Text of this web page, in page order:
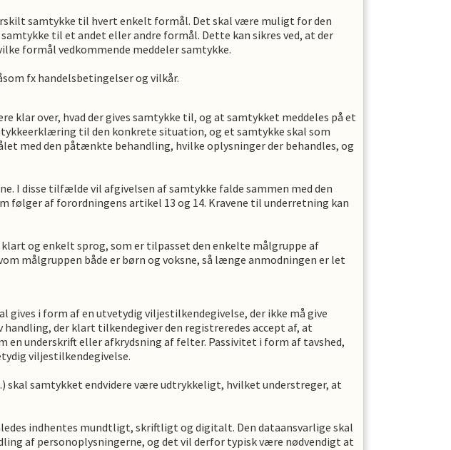
samtykke til hvert enkelt formål. Det skal være muligt for den
til et andet eller andre formål. Dette kan sikres ved, at der
formål vedkommende meddeler samtykke.
fx handelsbetingelser og vilkår.
klar over, hvad der gives samtykke til, og at samtykket meddeles på et
til den konkrete situation, og et samtykke skal som
med den påtænkte behandling, hvilke oplysninger der behandles, og
I disse tilfælde vil afgivelsen af samtykke falde sammen med den
følger af forordningens artikel 13 og 14. Kravene til underretning kan
og enkelt sprog, som er tilpasset den enkelte målgruppe af
målgruppen både er børn og voksne, så længe anmodningen er let
i form af en utvetydig viljestilkendegivelse, der ikke må give
der klart tilkendegiver den registreredes accept af, at
en underskrift eller afkrydsning af felter. Passivitet i form af tavshed,
viljestilkendegivelse.
skal samtykket endvidere være udtrykkeligt, hvilket understreger, at
indhentes mundtligt, skriftligt og digitalt. Den dataansvarlige skal
af personoplysningerne, og det vil derfor typisk være nødvendigt at